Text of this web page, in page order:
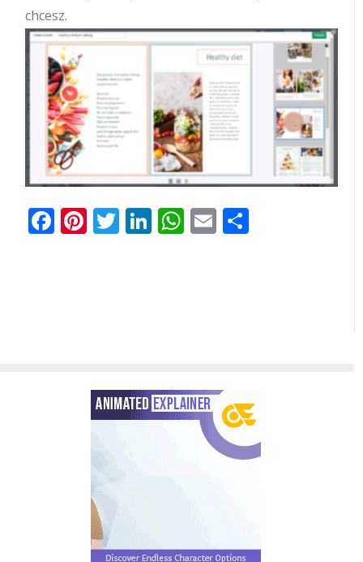
chcesz.
Facebook
Pinterest
Twitter
LinkedIn
WhatsApp
Email